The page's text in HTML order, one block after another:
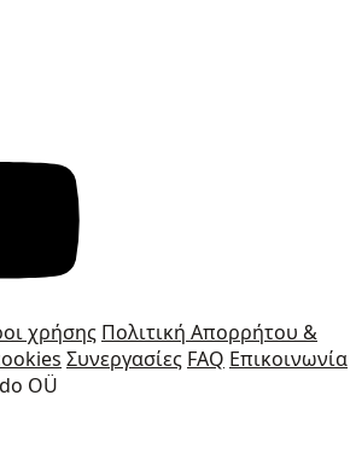
χρήσης Πολιτική Απορρήτου &
Συνεργασίες FAQ Επικοινωνία
OÜ